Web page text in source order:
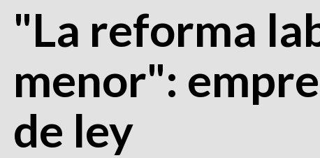
"La reforma
menor":
de ley